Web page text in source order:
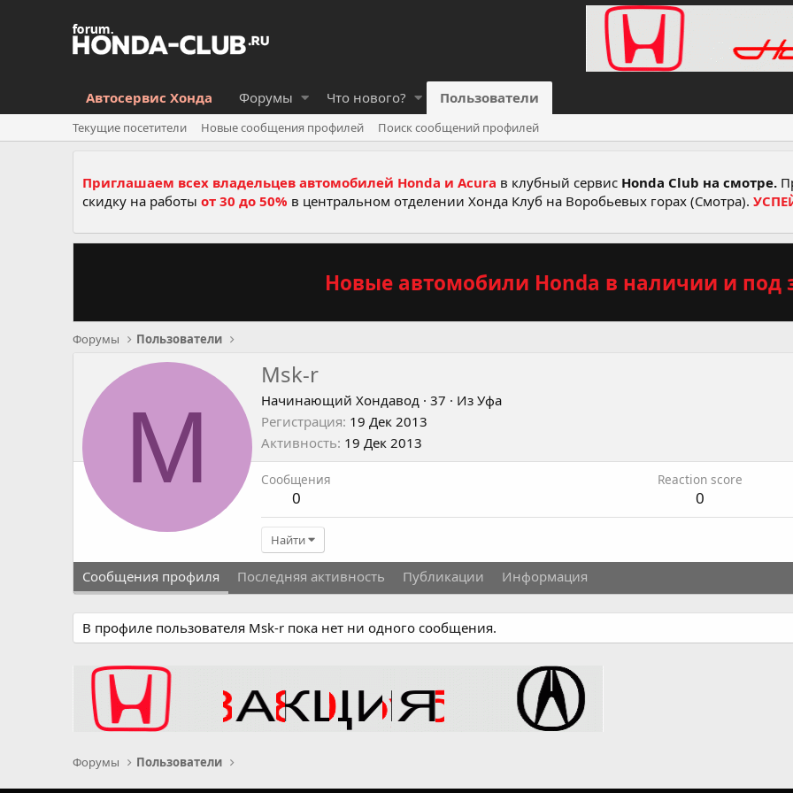
Автосервис Хонда Форумы Что нового? Пользователи
Текущие посетители Новые сообщения профилей Поиск сообщений профилей
Приглашаем всех владельцев автомобилей Honda и Acura в клубный сервис Honda Club на смотре.
скидку на работы от 30 до 50% в центральном отделении Хонда Клуб на Воробьевых горах (Смотра).
Новые автомобили Honda в наличии и под
Форумы Пользователи
M
Msk-r
Начинающий Хондавод · 37 · Из Уфа
Регистрация 19 Дек 2013
Активность 19 Дек 2013
Сообщения
0
Reaction score
0
Найти
Сообщения профиля Последняя активность Публикации Информация
В профиле пользователя Msk-r пока нет ни одного сообщения.
Форумы Пользователи